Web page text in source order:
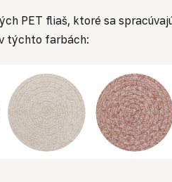
PET fliaš, ktoré sa
týchto farbách: